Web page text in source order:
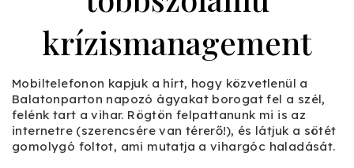
krízismanagement
Mobiltelefonon kapjuk a hírt, hogy közvetlenül a
Balatonparton napozó ágyakat borogat fel a szél,
felénk tart a vihar. Rögtön felpattanunk mi is az
internetre (szerencsére van térerő!), és látjuk a sötét
gomolygó foltot, ami mutatja a vihargóc haladását.